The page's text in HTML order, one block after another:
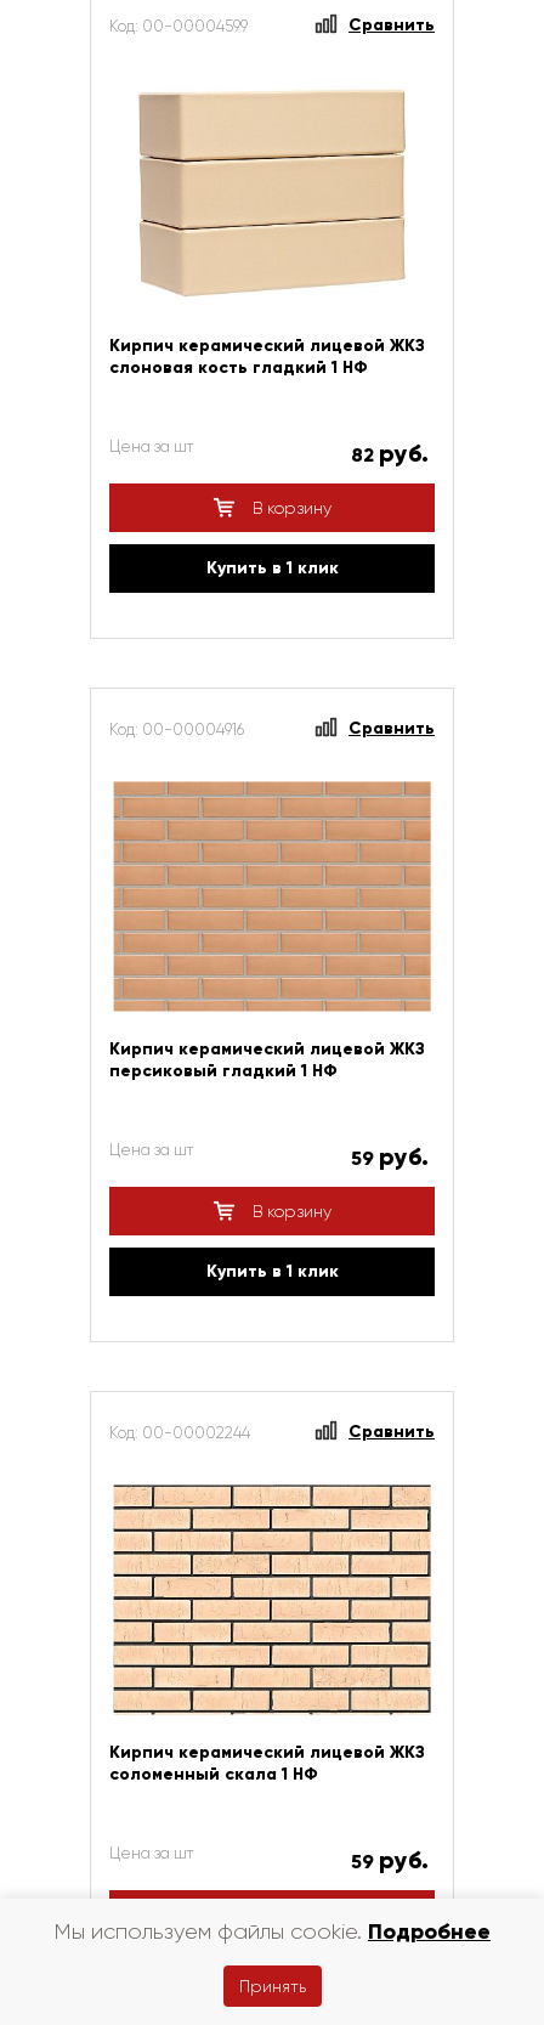
Код: 00-00004599 Сравнить
Кирпич керамический лицевой ЖКЗ
слоновая кость гладкий 1 НФ
Цена за шт 82 руб.
В корзину
Купить в 1 клик
Код: 00-00004916 Сравнить
Кирпич керамический лицевой ЖКЗ
персиковый гладкий 1 НФ
Цена за шт 59 руб.
В корзину
Купить в 1 клик
Код: 00-00002244 Сравнить
Кирпич керамический лицевой ЖКЗ
соломенный скала 1 НФ
Цена за шт 59 руб.
Купить в 1 клик
Мы используем файлы cookie. Подробнее
Принять